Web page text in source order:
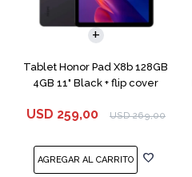
Tablet Honor Pad X8b 128GB
4GB 11" Black + flip cover
USD 259,00 USD 269,00